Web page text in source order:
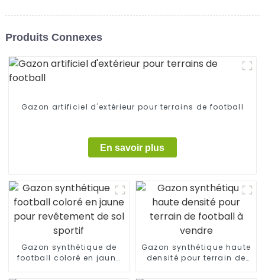
Produits Connexes
Gazon artificiel d'extérieur pour terrains de football
En savoir plus
Gazon synthétique de
football coloré en jaune
Gazon synthétique haute
densité pour terrain de